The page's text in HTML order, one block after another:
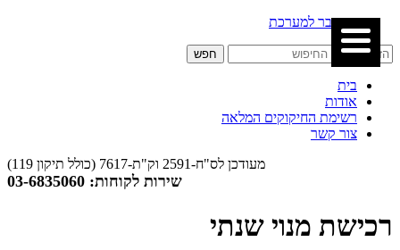
התחבר למערכת
בית
אודות
רשימת החיקוקים המלאה
צור קשר
מעודכן לס"ח-2591 וק"ת-7617 (כולל תיקון 119)
שירות לקוחות: 03-6835060
רכישת מנוי שנתי